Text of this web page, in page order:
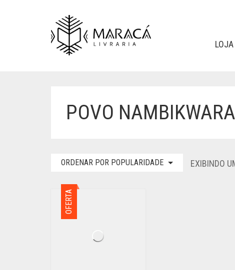
LOJA
POVO NAMBIKWARA
ORDENAR POR POPULARIDADE EXIBINDO
OFERTA